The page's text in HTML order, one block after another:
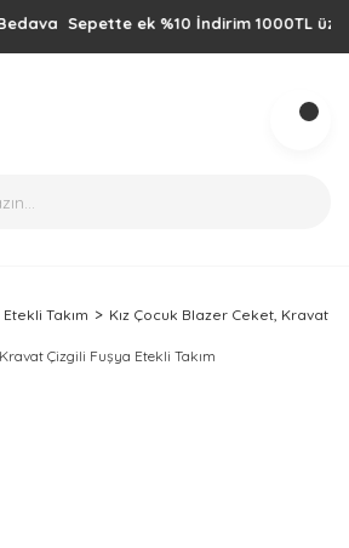
Sepette ek %10 İndirim 1000TL üzeri
Etekli Takım Kız Çocuk Blazer Ceket, Kravat